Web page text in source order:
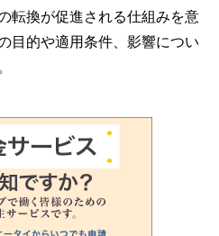
転換が促進される仕組みを意
目的や適用条件、影響につい